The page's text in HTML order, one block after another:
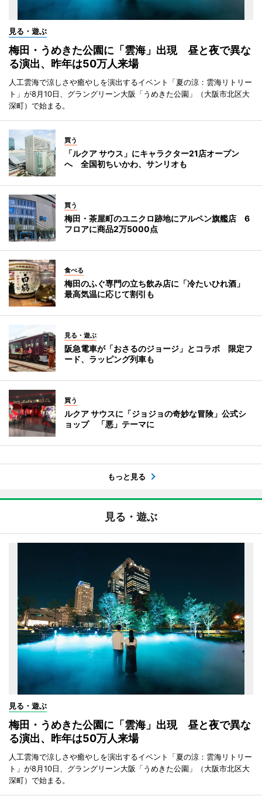
見る・遊ぶ
梅田・うめきた公園に「雲海」出現 昼と夜で異な
る演出、昨年は50万人来場
人工雲海で涼しさや癒やしを演出するイベント「夏の涼：雲海リトリー
ト」が8月10日、グラングリーン大阪「うめきた公園」（大阪市北区大
深町）で始まる。
買う
「ルクア サウス」にキャラクター21店オープン
へ 全国初ちいかわ、サンリオも
買う
梅田・茶屋町のユニクロ跡地にアルペン旗艦店 6
フロアに商品2万5000点
食べる
梅田のふぐ専門の立ち飲み店に「冷たいひれ酒」
最高気温に応じて割引も
見る・遊ぶ
阪急電車が「おさるのジョージ」とコラボ 限定フ
ード、ラッピング列車も
買う
ルクア サウスに「ジョジョの奇妙な冒険」公式シ
ョップ 「悪」テーマに
もっと見る
見る・遊ぶ
見る・遊ぶ
梅田・うめきた公園に「雲海」出現 昼と夜で異な
る演出、昨年は50万人来場
人工雲海で涼しさや癒やしを演出するイベント「夏の涼：雲海リトリー
ト」が8月10日、グラングリーン大阪「うめきた公園」（大阪市北区大
深町）で始まる。